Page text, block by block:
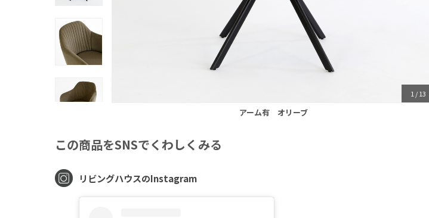
1 /13
アーム有 オリーブ
この商品をSNSでくわしくみる
リビングハウスのInstagram